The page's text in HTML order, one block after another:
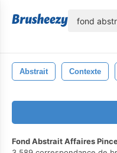
Abstrait Contexte
Fond Abstrait Affaires